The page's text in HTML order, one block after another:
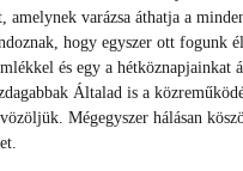
amelynek varázsa áthatja a
hogy egyszer ott fogunk
és egy a hétköznapjainkat
Általad is a
Mégegyszer hálásan